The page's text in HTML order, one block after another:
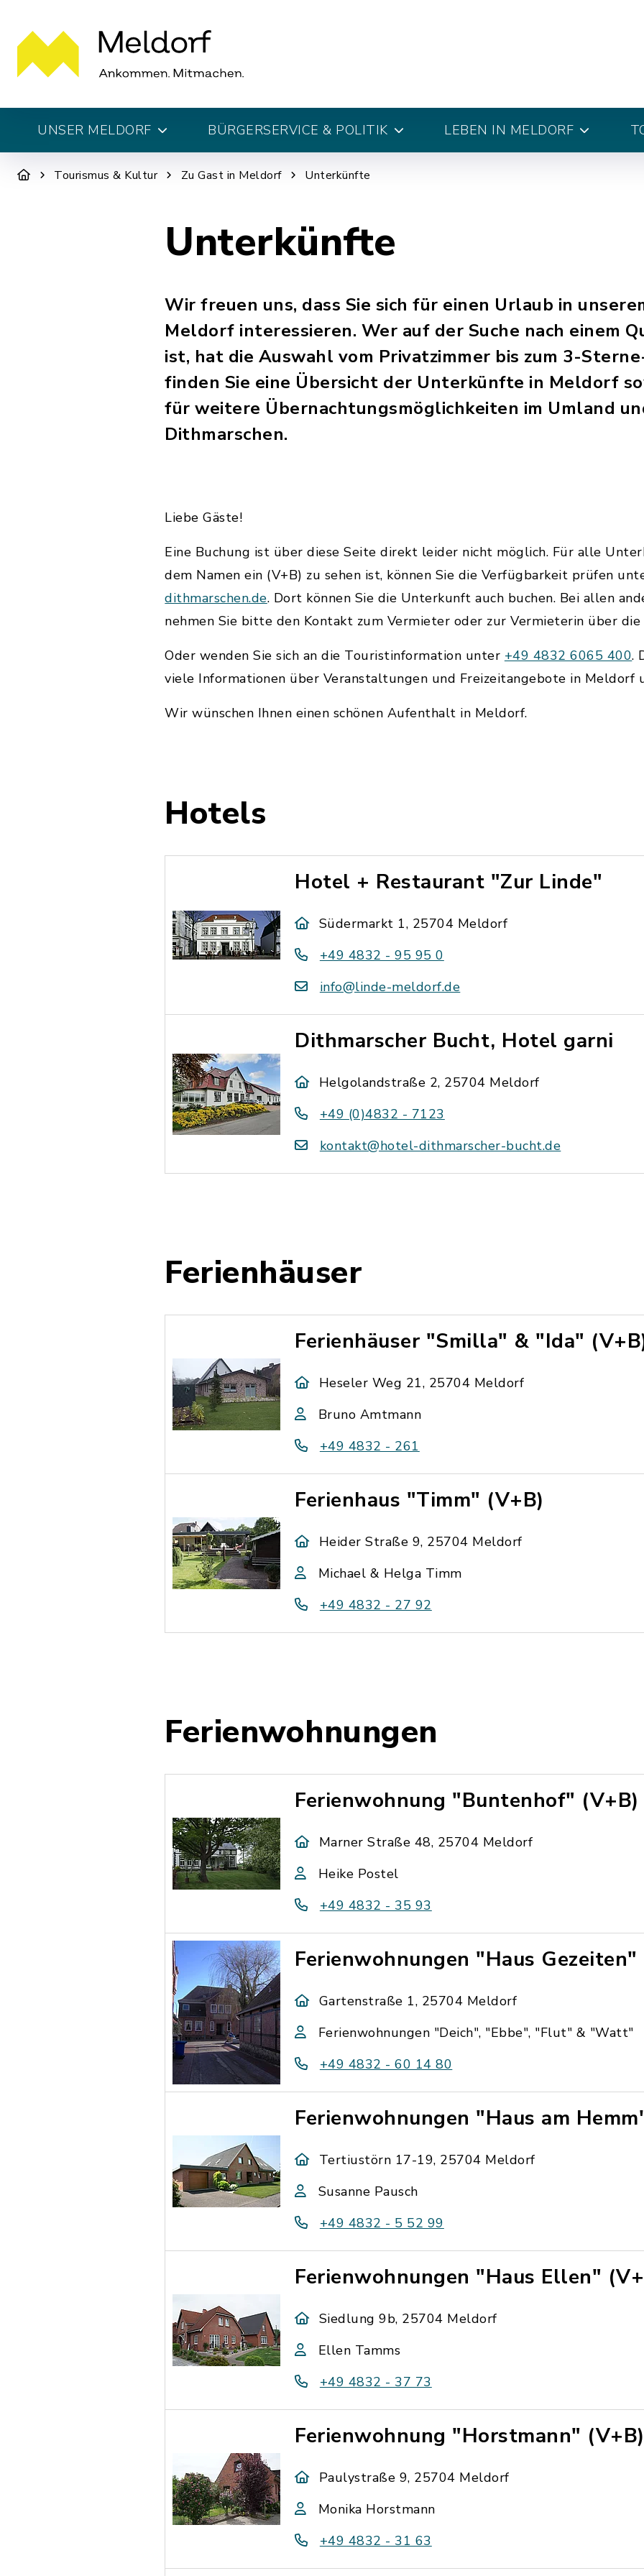
UNSER MELDORF BÜRGERSERVICE & POLITIK LEBEN IN MELDORF
Tourismus & Kultur Zu Gast in Meldorf Unterkünfte
Unterkünfte
Wir freuen uns, dass Sie sich für einen Urlaub in
Meldorf interessieren. Wer auf der Suche nach einem
ist, hat die Auswahl vom Privatzimmer bis zum 3-
finden Sie eine Übersicht der Unterkünfte in Meldorf
für weitere Übernachtungsmöglichkeiten im Umland
Dithmarschen.
Liebe Gäste!
Eine Buchung ist über diese Seite direkt leider nicht möglich. Für alle
dem Namen ein (V+B) zu sehen ist, können Sie die Verfügbarkeit prüfen
dithmarschen.de. Dort können Sie die Unterkunft auch buchen. Bei allen
nehmen Sie bitte den Kontakt zum Vermieter oder zur Vermieterin über
Oder wenden Sie sich an die Touristinformation unter +49 4832 6065 400.
viele Informationen über Veranstaltungen und Freizeitangebote in Meldorf
Wir wünschen Ihnen einen schönen Aufenthalt in Meldorf.
Hotels
Hotel + Restaurant "Zur Linde"
Südermarkt 1, 25704 Meldorf
+49 4832 - 95 95 0
info@linde-meldorf.de
Dithmarscher Bucht, Hotel garni
Helgolandstraße 2, 25704 Meldorf
+49 (0)4832 - 7123
kontakt@hotel-dithmarscher-bucht.de
Ferienhäuser
Ferienhäuser "Smilla" & "Ida"
Heseler Weg 21, 25704 Meldorf
Bruno Amtmann
+49 4832 - 261
Ferienhaus "Timm" (V+B)
Heider Straße 9, 25704 Meldorf
Michael & Helga Timm
+49 4832 - 27 92
Ferienwohnungen
Ferienwohnung "Buntenhof" (V+B)
Marner Straße 48, 25704 Meldorf
Heike Postel
+49 4832 - 35 93
Ferienwohnungen "Haus
Gartenstraße 1, 25704 Meldorf
Ferienwohnungen "Deich", "Ebbe", "Flut" & "Watt"
+49 4832 - 60 14 80
Ferienwohnungen "Haus am
Tertiustörn 17-19, 25704 Meldorf
Susanne Pausch
+49 4832 - 5 52 99
Ferienwohnungen "Haus Ellen"
Siedlung 9b, 25704 Meldorf
Ellen Tamms
+49 4832 - 37 73
Ferienwohnung "Horstmann" (V+B)
Paulystraße 9, 25704 Meldorf
Monika Horstmann
+49 4832 - 31 63